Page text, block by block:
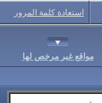
استعادة كلمة المرور
مواقع غير مرخص لها